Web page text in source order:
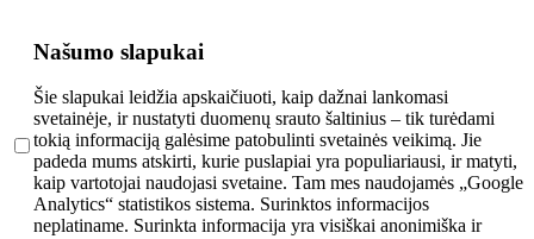
Našumo slapukai
Šie slapukai leidžia apskaičiuoti, kaip dažnai lankomasi
svetainėje, ir nustatyti duomenų srauto šaltinius – tik turėdami
tokią informaciją galėsime patobulinti svetainės veikimą. Jie
padeda mums atskirti, kurie puslapiai yra populiariausi, ir matyti,
kaip vartotojai naudojasi svetaine. Tam mes naudojamės „Google
Analytics“ statistikos sistema. Surinktos informacijos
neplatiname. Surinkta informacija yra visiškai anonimiška ir